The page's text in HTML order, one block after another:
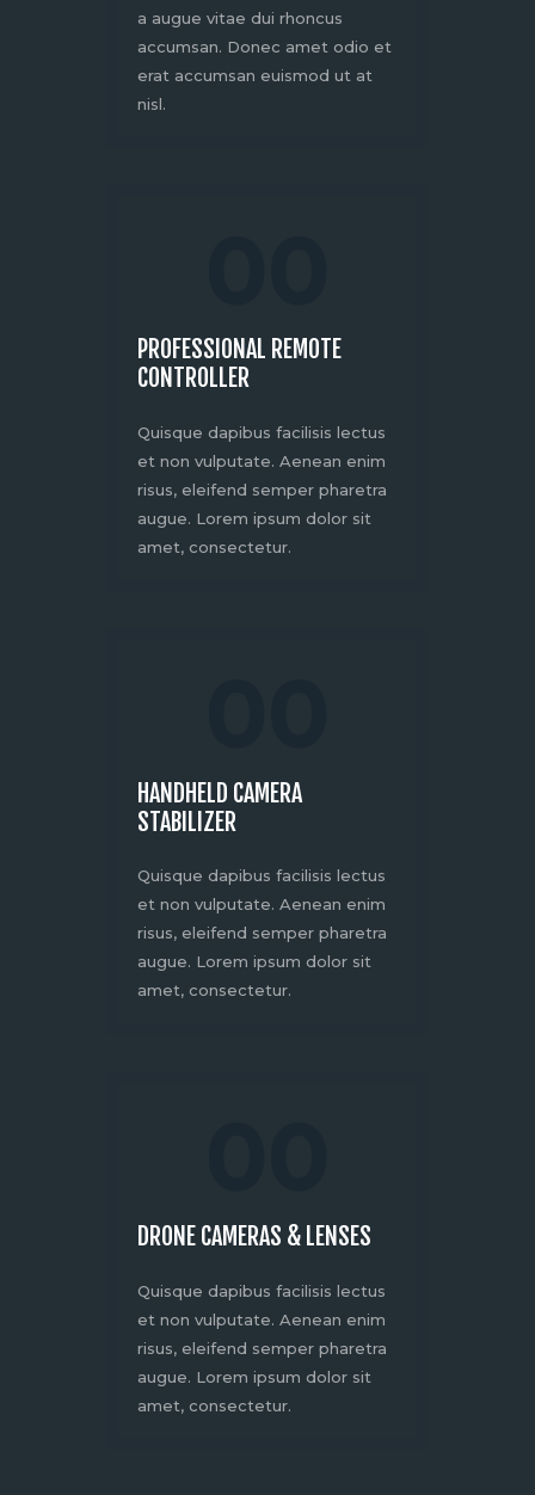
a augue vitae dui rhoncus
accumsan. Donec amet odio et
erat accumsan euismod ut at
nisl.
PROFESSIONAL REMOTE
CONTROLLER
Quisque dapibus facilisis lectus
et non vulputate. Aenean enim
risus, eleifend semper pharetra
augue. Lorem ipsum dolor sit
amet, consectetur.
HANDHELD CAMERA
STABILIZER
Quisque dapibus facilisis lectus
et non vulputate. Aenean enim
risus, eleifend semper pharetra
augue. Lorem ipsum dolor sit
amet, consectetur.
DRONE CAMERAS & LENSES
Quisque dapibus facilisis lectus
et non vulputate. Aenean enim
risus, eleifend semper pharetra
augue. Lorem ipsum dolor sit
amet, consectetur.